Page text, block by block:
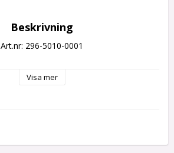
Beskrivning
Art.nr: 296-5010-0001
Visa mer